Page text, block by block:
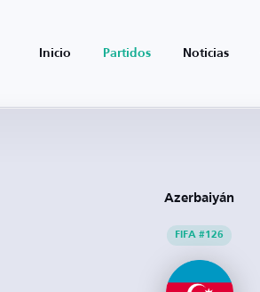
Inicio Partidos Noticias
Azerbaiyán
FIFA #126